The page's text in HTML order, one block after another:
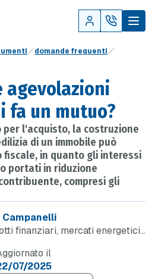
domande frequenti
agevolazioni
fa un mutuo?
per l'acquisto, la costruzione
di un immobile può
fiscale, in quanto gli interessi
portati in riduzione
compresi gli
Campanelli
finanziari, mercati energetici
il
07/2025